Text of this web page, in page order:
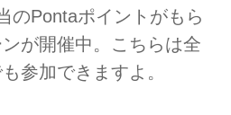
のPontaポイントがもら
が開催中。こちらは全
参加できますよ。